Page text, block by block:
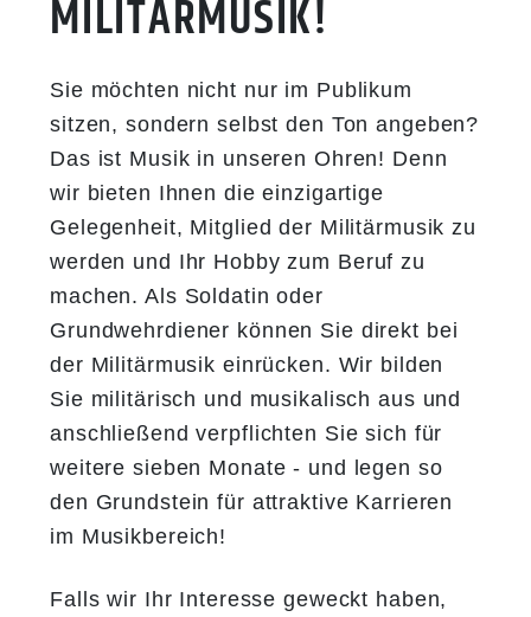
MILITÄRMUSIK!
Sie möchten nicht nur im Publikum
sitzen, sondern selbst den Ton angeben?
Das ist Musik in unseren Ohren! Denn
wir bieten Ihnen die einzigartige
Gelegenheit, Mitglied der Militärmusik zu
werden und Ihr Hobby zum Beruf zu
machen. Als Soldatin oder
Grundwehrdiener können Sie direkt bei
der Militärmusik einrücken. Wir bilden
Sie militärisch und musikalisch aus und
anschließend verpflichten Sie sich für
weitere sieben Monate - und legen so
den Grundstein für attraktive Karrieren
im Musikbereich!
Falls wir Ihr Interesse geweckt haben,